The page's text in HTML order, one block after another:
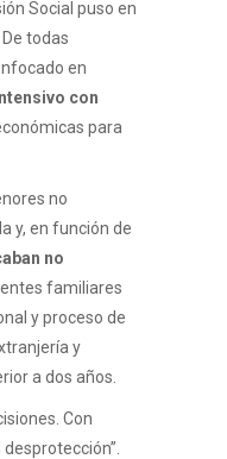
Social puso en
todas
en
con
para
no
y, en función de
no
familiares
y proceso de
y
a dos años.
Con